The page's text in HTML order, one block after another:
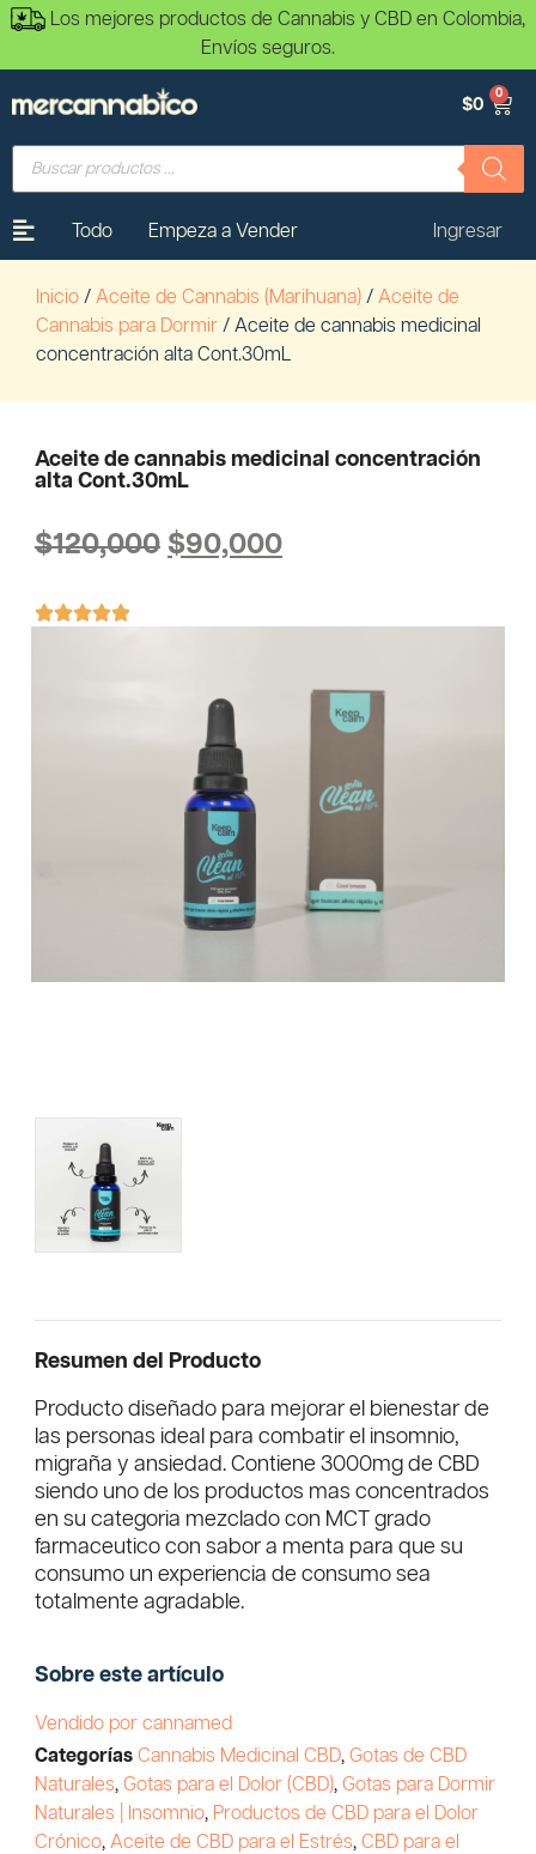
Los mejores productos de Cannabis y CBD en Colombia,
Envíos seguros.
$0
0
Todo Empeza a Vender Ingresar
Inicio / Aceite de Cannabis (Marihuana) / Aceite de
Cannabis para Dormir / Aceite de cannabis medicinal
concentración alta Cont.30mL
Aceite de cannabis medicinal concentración
alta Cont.30mL
$120,000 $90,000

Resumen del Producto
Producto diseñado para mejorar el bienestar de
las personas ideal para combatir el insomnio,
migraña y ansiedad. Contiene 3000mg de CBD
siendo uno de los productos mas concentrados
en su categoria mezclado con MCT grado
farmaceutico con sabor a menta para que su
consumo un experiencia de consumo sea
totalmente agradable.
Sobre este artículo
Vendido por cannamed
Categorías Cannabis Medicinal CBD, Gotas de CBD
Naturales, Gotas para el Dolor (CBD), Gotas para Dormir
Naturales | Insomnio, Productos de CBD para el Dolor
Crónico, Aceite de CBD para el Estrés, CBD para el